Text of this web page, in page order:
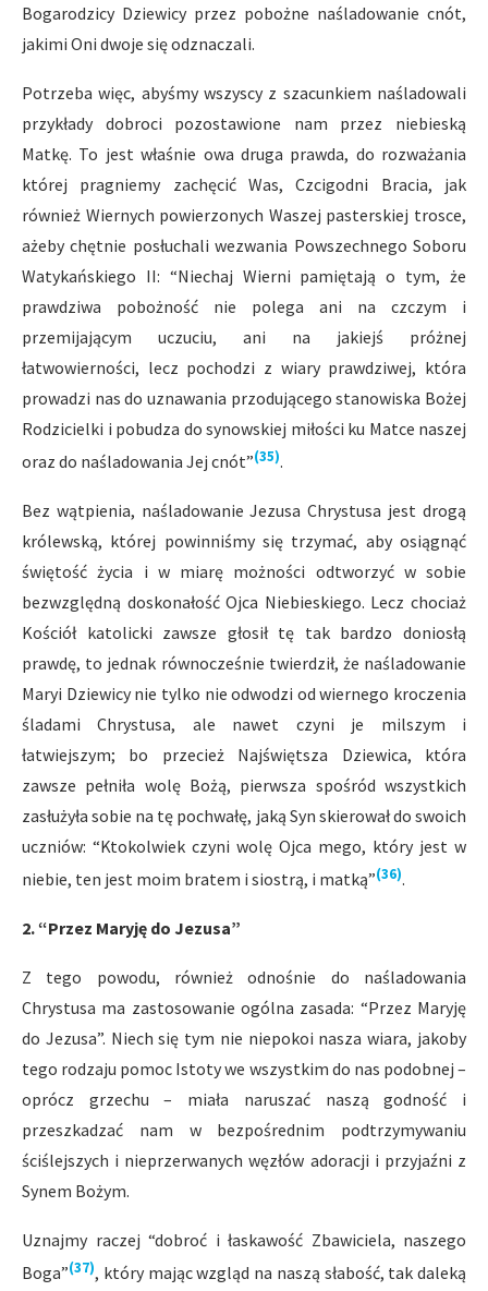
Bogarodzicy Dziewicy przez pobożne naśladowanie cnót,
jakimi Oni dwoje się odznaczali.
Potrzeba więc, abyśmy wszyscy z szacunkiem naśladowali
przykłady dobroci pozostawione nam przez niebieską
Matkę. To jest właśnie owa druga prawda, do rozważania
której pragniemy zachęcić Was, Czcigodni Bracia, jak
również Wiernych powierzonych Waszej pasterskiej trosce,
ażeby chętnie posłuchali wezwania Powszechnego Soboru
Watykańskiego II: “Niechaj Wierni pamiętają o tym, że
prawdziwa pobożność nie polega ani na czczym i
przemijającym uczuciu, ani na jakiejś próżnej
łatwowierności, lecz pochodzi z wiary prawdziwej, która
prowadzi nas do uznawania przodującego stanowiska Bożej
Rodzicielki i pobudza do synowskiej miłości ku Matce naszej
oraz do naśladowania Jej cnót”(35).
Bez wątpienia, naśladowanie Jezusa Chrystusa jest drogą
królewską, której powinniśmy się trzymać, aby osiągnąć
świętość życia i w miarę możności odtworzyć w sobie
bezwzględną doskonałość Ojca Niebieskiego. Lecz chociaż
Kościół katolicki zawsze głosił tę tak bardzo doniosłą
prawdę, to jednak równocześnie twierdził, że naśladowanie
Maryi Dziewicy nie tylko nie odwodzi od wiernego kroczenia
śladami Chrystusa, ale nawet czyni je milszym i
łatwiejszym; bo przecież Najświętsza Dziewica, która
zawsze pełniła wolę Bożą, pierwsza spośród wszystkich
zasłużyła sobie na tę pochwałę, jaką Syn skierował do swoich
uczniów: “Ktokolwiek czyni wolę Ojca mego, który jest w
niebie, ten jest moim bratem i siostrą, i matką”(36).
2. “Przez Maryję do Jezusa”
Z tego powodu, również odnośnie do naśladowania
Chrystusa ma zastosowanie ogólna zasada: “Przez Maryję
do Jezusa”. Niech się tym nie niepokoi nasza wiara, jakoby
tego rodzaju pomoc Istoty we wszystkim do nas podobnej –
oprócz grzechu – miała naruszać naszą godność i
przeszkadzać nam w bezpośrednim podtrzymywaniu
ściślejszych i nieprzerwanych węzłów adoracji i przyjaźni z
Synem Bożym.
Uznajmy raczej “dobroć i łaskawość Zbawiciela, naszego
Boga”(37), który mając wzgląd na naszą słabość, tak daleką